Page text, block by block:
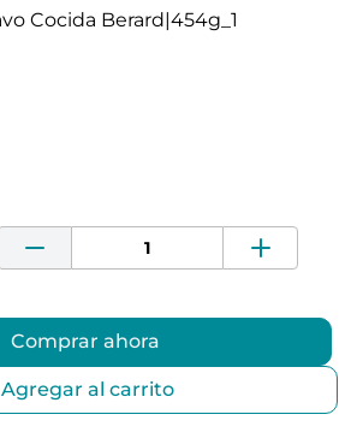
Comprar ahora
Agregar al carrito